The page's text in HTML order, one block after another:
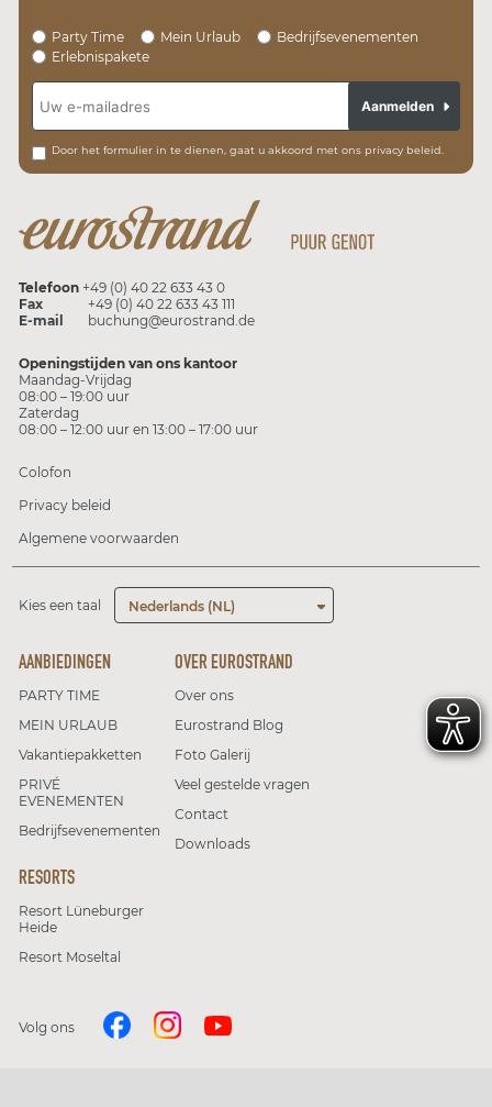
Party Time Mein Urlaub
Bedrijfsevenementen
Erlebnispakete
Door het formulier in te dienen, gaat u akkoord met ons privacy beleid.
Aanmelden
Telefoon +49 (0) 40 22 633 43 0
Fax
+49 (0) 40 22 633 43 111
E-mail
buchung@eurostrand.de
Openingstijden van ons kantoor
Maandag-Vrijdag
08:00 – 19:00 uur
Zaterdag
08:00 – 12:00 uur en 13:00 – 17:00 uur
Colofon
Privacy beleid
Algemene voorwaarden
Kies een taal Nederlands (NL)
AANBIEDINGEN
PARTY TIME
MEIN URLAUB
Vakantiepakketten
PRIVÉ
EVENEMENTEN
Bedrijfsevenementen
RESORTS
Resort Lüneburger
Heide
Resort Moseltal
OVER EUROSTRAND
Over ons
Eurostrand Blog
Foto Galerij
Veel gestelde vragen
Contact
Downloads
Volg ons